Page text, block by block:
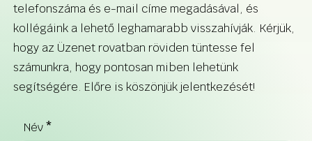
telefonszáma és e-mail címe megadásával, és
kollégáink a lehető leghamarabb visszahívják. Kérjük,
hogy az Üzenet rovatban röviden tüntesse fel
számunkra, hogy pontosan miben lehetünk
segítségére. Előre is köszönjük jelentkezését!
Név *